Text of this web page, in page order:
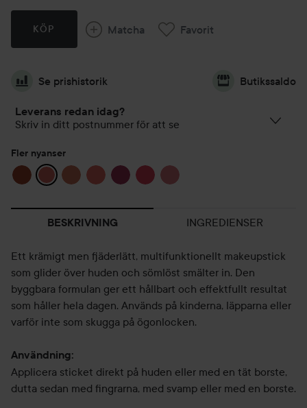
KÖP Matcha Favorit
Se prishistorik Butikssaldo
Leverans redan idag?
Skriv in ditt postnummer för att se
Fler nyanser
BESKRIVNING INGREDIENSER
Ett krämigt men fjäderlätt, multifunktionellt makeupstick
som glider över huden och sömlöst smälter in. Den
byggbara formulan ger ett hållbart och effektfullt resultat
som håller hela dagen. Används på kinderna, läpparna eller
varför inte som skugga på ögonlocken.
Användning:
Applicera sticket direkt på huden eller med en tät borste,
dutta sedan med fingrarna, med svamp eller med en borste.